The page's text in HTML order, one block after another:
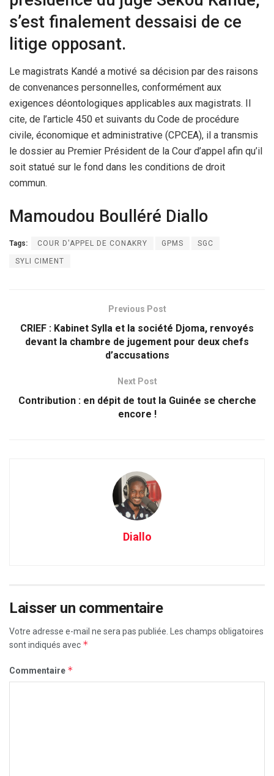
s’est finalement dessaisi de ce
litige opposant.
Le magistrats Kandé a motivé sa décision par des raisons
de convenances personnelles, conformément aux
exigences déontologiques applicables aux magistrats. Il
cite, de l’article 450 et suivants du Code de procédure
civile, économique et administrative (CPCEA), il a transmis
le dossier au Premier Président de la Cour d’appel afin qu’il
soit statué sur le fond dans les conditions de droit
commun.
Mamoudou Boulléré Diallo
Tags: COUR D'APPEL DE CONAKRY GPMS SGC
SYLI CIMENT
Previous Post
CRIEF : Kabinet Sylla et la société Djoma, renvoyés
devant la chambre de jugement pour deux chefs
d’accusations
Next Post
Contribution : en dépit de tout la Guinée se cherche
encore !
Diallo
Laisser un commentaire
Votre adresse e-mail ne sera pas publiée. Les champs obligatoires
sont indiqués avec *
Commentaire *